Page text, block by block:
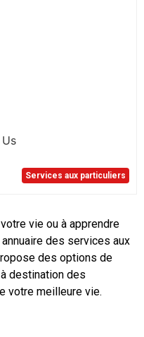
Services aux particuliers
vie ou à apprendre
des services aux
des options de
destination des
votre meilleure vie.